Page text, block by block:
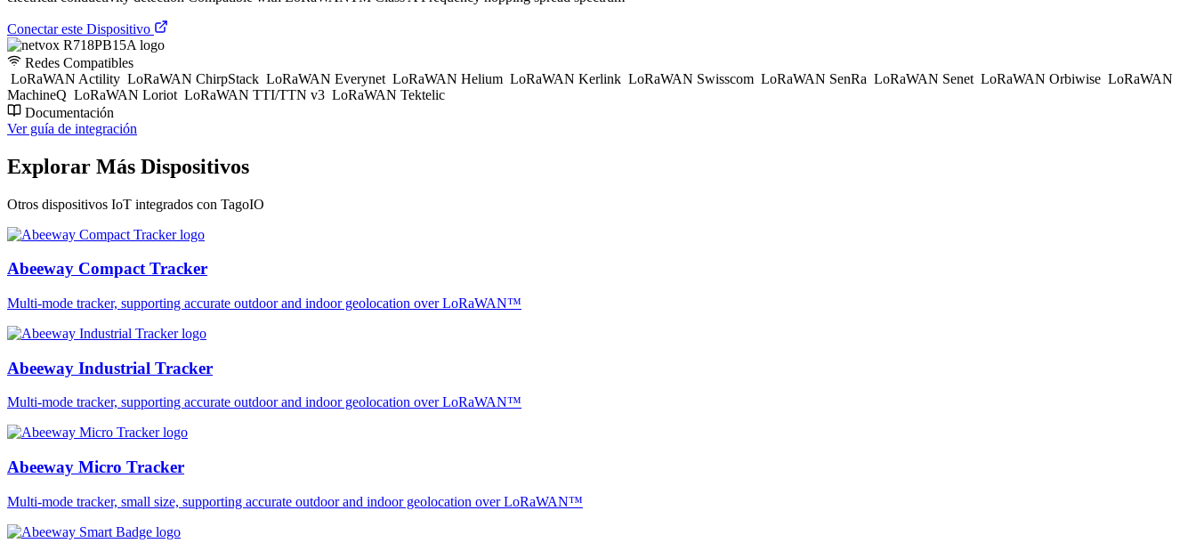
Conectar este Dispositivo
Redes Compatibles
LoRaWAN Actility LoRaWAN ChirpStack LoRaWAN Everynet LoRaWAN Helium LoRaWAN Kerlink LoRaWAN Swisscom LoRaWAN SenRa LoRaWAN Senet LoRaWAN Orbiwise LoRaWAN
MachineQ LoRaWAN Loriot LoRaWAN TTI/TTN v3 LoRaWAN Tektelic
Documentación
Ver guía de integración
Explorar Más Dispositivos
Otros dispositivos IoT integrados con TagoIO
Abeeway Compact Tracker
Multi-mode tracker, supporting accurate outdoor and indoor geolocation over LoRaWAN™
Abeeway Industrial Tracker
Multi-mode tracker, supporting accurate outdoor and indoor geolocation over LoRaWAN™
Abeeway Micro Tracker
Multi-mode tracker, small size, supporting accurate outdoor and indoor geolocation over LoRaWAN™